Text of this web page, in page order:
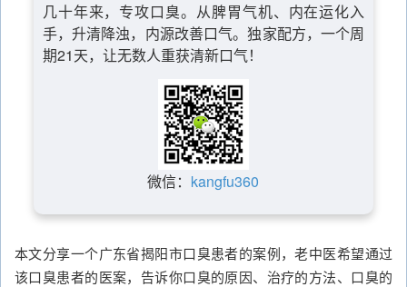
几十年来，专攻口臭。从脾胃气机、内在运化入
手，升清降浊，内源改善口气。独家配方，一个周
期21天，让无数人重获清新口气！
微信： kangfu360
本文分享一个广东省揭阳市口臭患者的案例，老中医希望通过
该口臭患者的医案，告诉你口臭的原因、治疗的方法、口臭的